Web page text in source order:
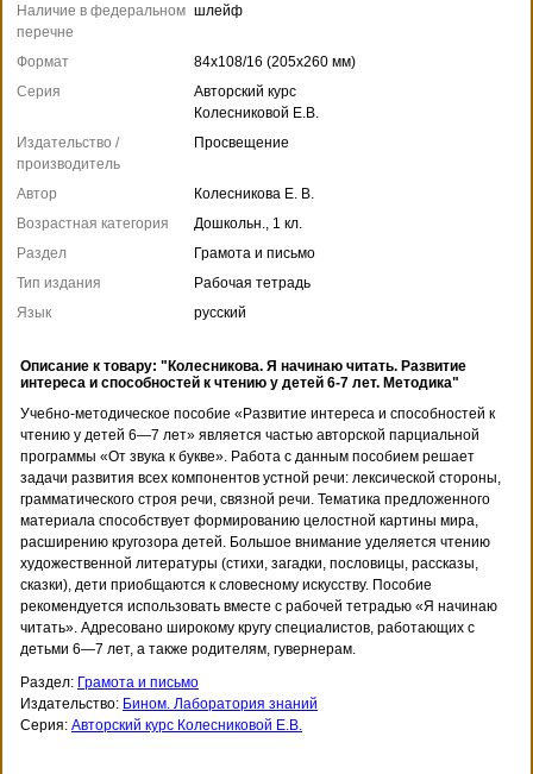
Наличие в федеральном
перечне
шлейф
Формат
84x108/16 (205x260 мм)
Серия
Авторский курс
Колесниковой Е.В.
Издательство /
производитель
Просвещение
Автор
Колесникова Е. В.
Возрастная категория
Дошкольн., 1 кл.
Раздел
Грамота и письмо
Тип издания
Рабочая тетрадь
Язык
русский
Описание к товару: "Колесникова. Я начинаю читать. Развитие
интереса и способностей к чтению у детей 6-7 лет. Методика"
Учебно-методическое пособие «Развитие интереса и способностей к
чтению у детей 6—7 лет» является частью авторской парциальной
программы «От звука к букве». Работа с данным пособием решает
задачи развития всех компонентов устной речи: лексической стороны,
грамматического строя речи, связной речи. Тематика предложенного
материала способствует формированию целостной картины мира,
расширению кругозора детей. Большое внимание уделяется чтению
художественной литературы (стихи, загадки, пословицы, рассказы,
сказки), дети приобщаются к словесному искусству. Пособие
рекомендуется использовать вместе с рабочей тетрадью «Я начинаю
читать». Адресовано широкому кругу специалистов, работающих с
детьми 6—7 лет, а также родителям, гувернерам.
Раздел: Грамота и письмо
Издательство: Бином. Лаборатория знаний
Серия: Авторский курс Колесниковой Е.В.